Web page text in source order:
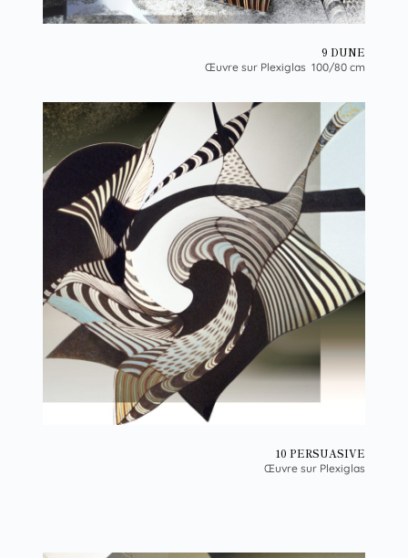
9 DUNE
Œuvre sur Plexiglas 100/80 cm
10 PERSUASIVE
Œuvre sur Plexiglas